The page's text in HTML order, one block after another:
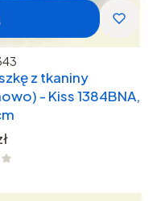
z tkaniny
- Kiss 1384BNA,